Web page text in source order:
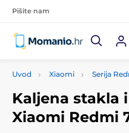
Pišite nam
Uvod Xiaomi Serija
Kaljena stakla
Xiaomi Redmi